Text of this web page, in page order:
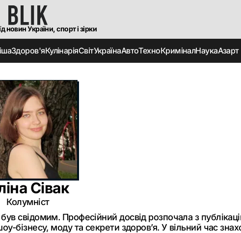
новин України, спорт і зірки
Здоров'яКулінаріяСвітУкраїнаАвтоТехноКриміналНаукаАзарт
Сівак
Колумніст
свідомим. Професійний досвід розпочала з
бізнесу, моду та секрети здоров’я. У вільний час